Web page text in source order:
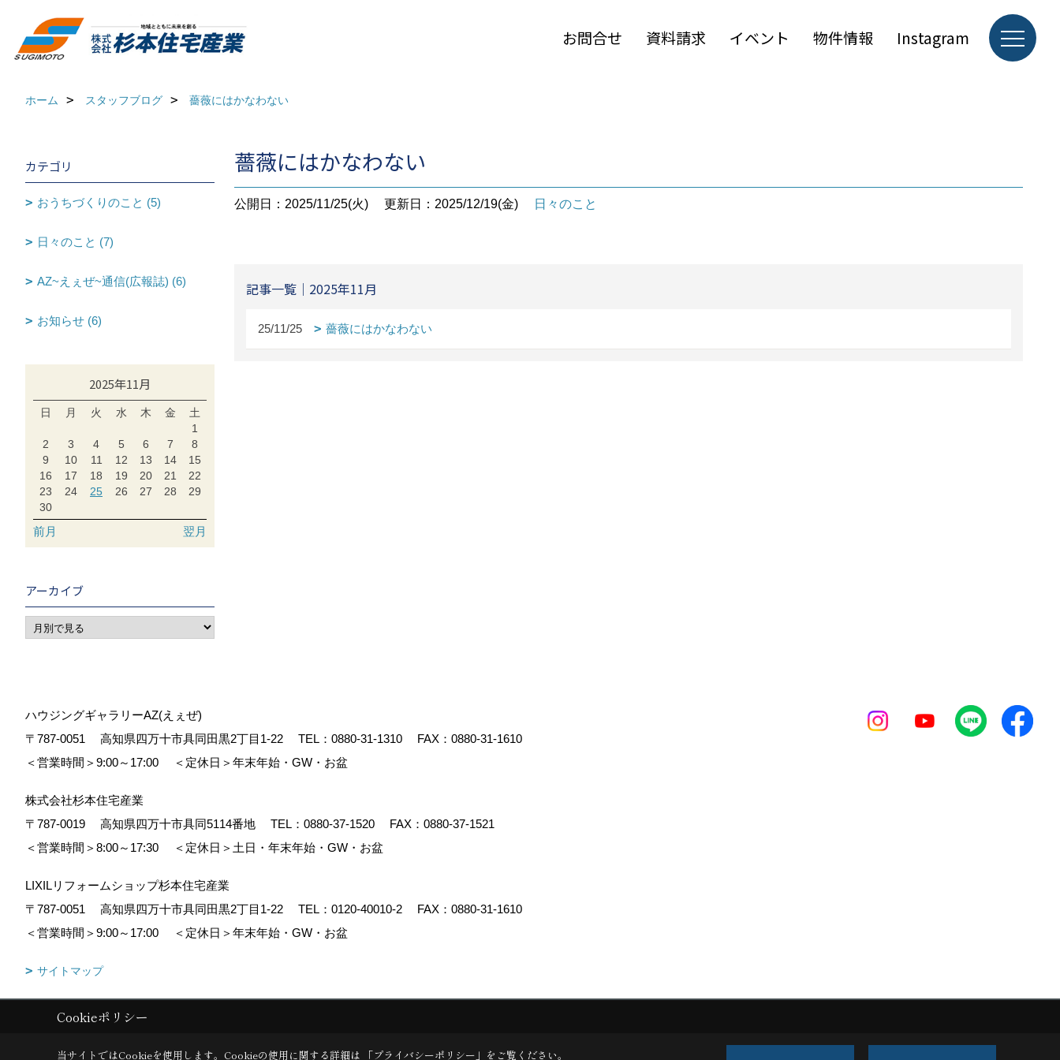
お問合せ 資料請求 イベント 物件情報 Instagram
ホーム スタッフブログ 薔薇にはかなわない
薔薇にはかなわない
公開日：2025/11/25(火) 更新日：2025/12/19(金) 日々のこと
記事一覧｜2025年11月
25/11/25 薔薇にはかなわない
カテゴリ
おうちづくりのこと (5)
日々のこと (7)
AZ~えぇぜ~通信(広報誌) (6)
お知らせ (6)
2025年11月
日 月 火 水 木 金
土
1
2
3 4 5 6 7
8
9
10 11 12 13 14
15
16
17 18 19 20 21
22
23
24 25 26 27 28
29
30
前月 翌月
アーカイブ
ハウジングギャラリーAZ(えぇぜ)
〒787-0051
高知県四万十市具同田黒2丁目1-22 TEL： 0880-31-1310
FAX：0880-31-1610
＜営業時間＞9:00～17:00
＜定休日＞年末年始・GW・お盆
株式会社杉本住宅産業
〒787-0019
高知県四万十市具同5114番地 TEL： 0880-37-1520
FAX：0880-37-1521
＜営業時間＞8:00～17:30
＜定休日＞土日・年末年始・GW・お盆
LIXILリフォームショップ杉本住宅産業
〒787-0051
高知県四万十市具同田黒2丁目1-22 TEL： 0120-40010-2
FAX：0880-31-1610
＜営業時間＞9:00～17:00
＜定休日＞年末年始・GW・お盆
サイトマップ
Copyright (c) 株式会社杉本住宅産業. All Rights Reserved.
Cookieポリシー
当サイトではCookieを使用します。 Cookieの使用に関する詳細は 「プライバシーポリシー 」をご覧ください。